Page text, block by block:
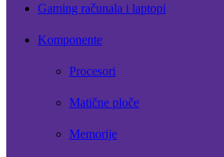
Gaming računala i laptopi
Komponente
Procesori
Matične ploče
Memorije